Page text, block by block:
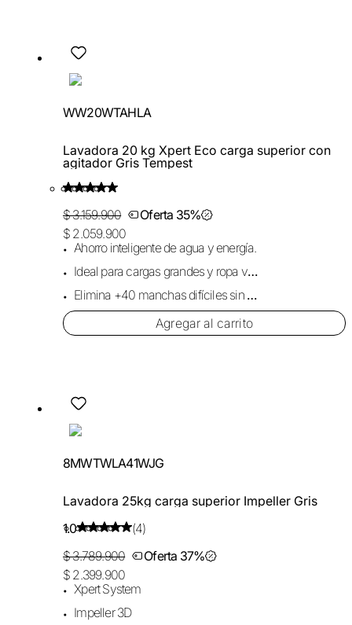
WW20WTAHLA
Lavadora 20 kg Xpert Eco carga superior con
agitador Gris Tempest
$ 3.159.900
Oferta 35%
$ 2.059.900
Ahorro inteligente de agua y energía.
Ideal para cargas grandes y ropa voluminosa.
Elimina +40 manchas difíciles sin dañar la tela.
Agregar al carrito
8MWTWLA41WJG
Lavadora 25kg carga superior Impeller Gris
1.0
(4)
$ 3.789.900
Oferta 37%
$ 2.399.900
Xpert System
Impeller 3D